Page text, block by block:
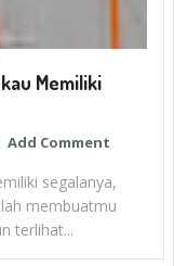
Memiliki
Add Comment
segalanya,
membuatmu
terlihat...